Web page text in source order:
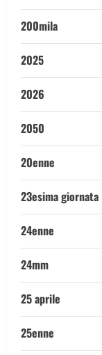
200mila
2025
2026
2050
20enne
23esima giornata
24enne
24mm
25 aprile
25enne